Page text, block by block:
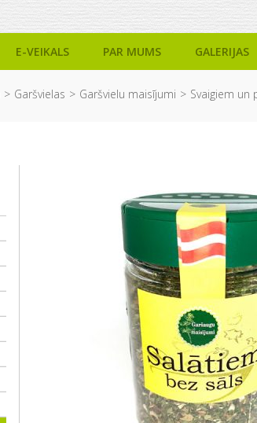
E-VEIKALS PAR MUMS GALERIJAS
Garšvielas Garšvielu maisījumi Svaigiem un